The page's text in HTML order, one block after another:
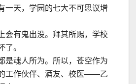
一天，学园的七大不可思议增
会有鬼出没。拜其所赐，学校
了。
是魂人所为。所以，苍空作为
工作伙伴、酒友、校医——乙